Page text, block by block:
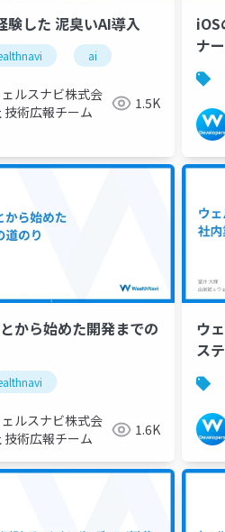
spring
験した 泥臭いAI導入
ai
ェルスナビ株式会
技術広報チーム
1.5K
iOS
ナ
から始めた開発までの
ェルスナビ株式会
技術広報チーム
1.6K
ウ
ス